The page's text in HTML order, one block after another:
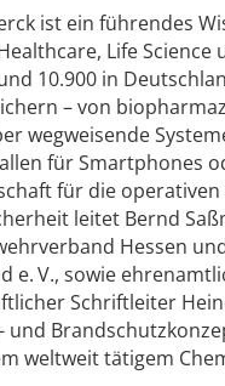
ist ein führendes
Life
10.900 in
– von
wegweisende
für Smartphones
für die
leitet Bernd
Hessen
e. V., sowie
Schriftleiter
und
weltweit tätigem